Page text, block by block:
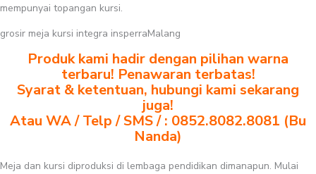
mempunyai topangan kursi.
grosir meja kursi integra insperraMalang
Produk kami hadir dengan pilihan warna
terbaru! Penawaran terbatas!
Syarat & ketentuan, hubungi kami sekarang
juga!
Atau WA / Telp / SMS / : 0852.8082.8081 (Bu
Nanda)
Meja dan kursi diproduksi di lembaga pendidikan dimanapun. Mulai